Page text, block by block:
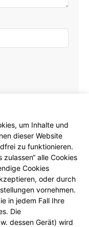
zur
sind
um Inhalte und
dieser Website
zu funktionieren.
alle Cookies
Cookies
oder durch
vornehmen.
in jedem Fall Ihre
Die
dessen Gerät) wird